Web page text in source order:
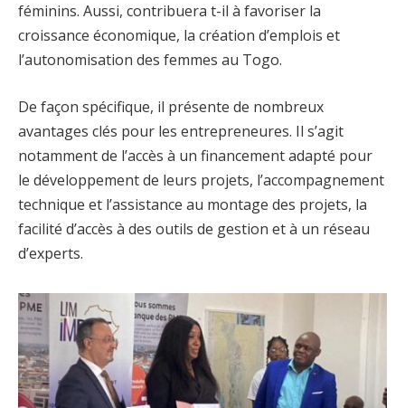
féminins. Aussi, contribuera t-il à favoriser la
croissance économique, la création d’emplois et
l’autonomisation des femmes au Togo.
De façon spécifique, il présente de nombreux
avantages clés pour les entrepreneures. Il s’agit
notamment de l’accès à un financement adapté pour
le développement de leurs projets, l’accompagnement
technique et l’assistance au montage des projets, la
facilité d’accès à des outils de gestion et à un réseau
d’experts.